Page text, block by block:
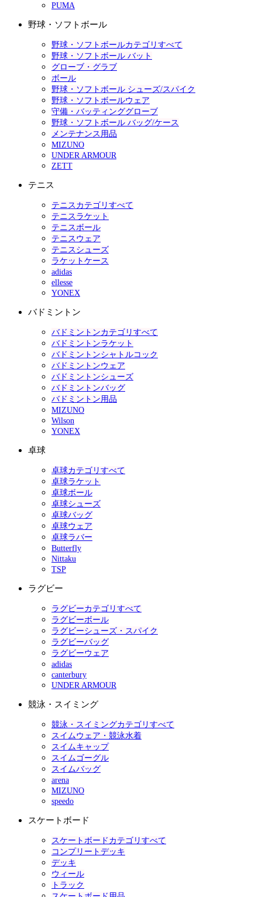
PUMA
野球・ソフトボール
野球・ソフトボールカテゴリすべて
野球・ソフトボール バット
グローブ・グラブ
ボール
野球・ソフトボール シューズ/スパイク
野球・ソフトボールウェア
守備・バッティンググローブ
野球・ソフトボール バッグ/ケース
メンテナンス用品
MIZUNO
UNDER ARMOUR
ZETT
テニス
テニスカテゴリすべて
テニスラケット
テニスボール
テニスウェア
テニスシューズ
ラケットケース
adidas
ellesse
YONEX
バドミントン
バドミントンカテゴリすべて
バドミントンラケット
バドミントンシャトルコック
バドミントンウェア
バドミントンシューズ
バドミントンバッグ
バドミントン用品
MIZUNO
Wilson
YONEX
卓球
卓球カテゴリすべて
卓球ラケット
卓球ボール
卓球シューズ
卓球バッグ
卓球ウェア
卓球ラバー
Butterfly
Nittaku
TSP
ラグビー
ラグビーカテゴリすべて
ラグビーボール
ラグビーシューズ・スパイク
ラグビーバッグ
ラグビーウェア
adidas
canterbury
UNDER ARMOUR
競泳・スイミング
競泳・スイミングカテゴリすべて
スイムウェア・競泳水着
スイムキャップ
スイムゴーグル
スイムバッグ
arena
MIZUNO
speedo
スケートボード
スケートボードカテゴリすべて
コンプリートデッキ
デッキ
ウィール
トラック